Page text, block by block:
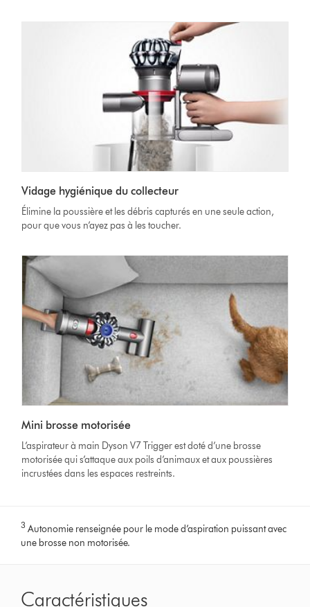
Vidage hygiénique du collecteur
Élimine la poussière et les débris capturés en une seule action,
pour que vous n’ayez pas à les toucher.
Mini brosse motorisée
L’aspirateur à main Dyson V7 Trigger est doté d’une brosse
motorisée qui s’attaque aux poils d’animaux et aux poussières
incrustées dans les espaces restreints.
3 Autonomie renseignée pour le mode d’aspiration puissant avec
une brosse non motorisée.
Caractéristiques